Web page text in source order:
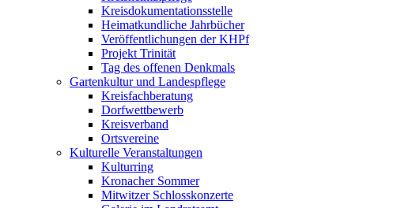
Kreisdokumentationsstelle
Heimatkundliche Jahrbücher
Veröffentlichungen der KHPf
Projekt Trinität
Tag des offenen Denkmals
Gartenkultur und Landespflege
Kreisfachberatung
Dorfwettbewerb
Kreisverband
Ortsvereine
Kulturelle Veranstaltungen
Kulturring
Kronacher Sommer
Mitwitzer Schlosskonzerte